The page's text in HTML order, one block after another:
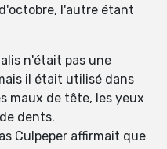
l'autre étant
n'était pas une
il était utilisé dans
maux de tête, les yeux
dents.
Culpeper affirmait que